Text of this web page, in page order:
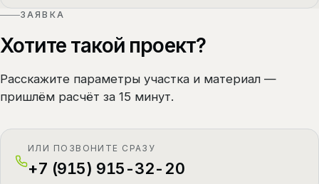
ЗАЯВКА
Хотите такой проект?
Расскажите параметры участка и материал —
пришлём расчёт за 15 минут.
ИЛИ ПОЗВОНИТЕ СРАЗУ
+7 (915) 915-32-20